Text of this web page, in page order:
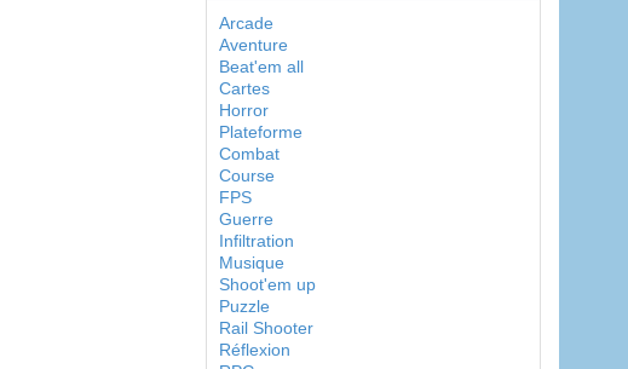
Arcade
Aventure
Beat'em all
Cartes
Horror
Plateforme
Combat
Course
FPS
Guerre
Infiltration
Musique
Shoot'em up
Puzzle
Rail Shooter
Réflexion